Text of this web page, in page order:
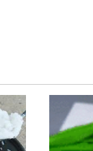
Bảy 8/8/2026, 3
giáp 'ngửa đầu
quý nhân, cúi đầu
tài lộc', giàu sang
chấp, tình duyên
mãn